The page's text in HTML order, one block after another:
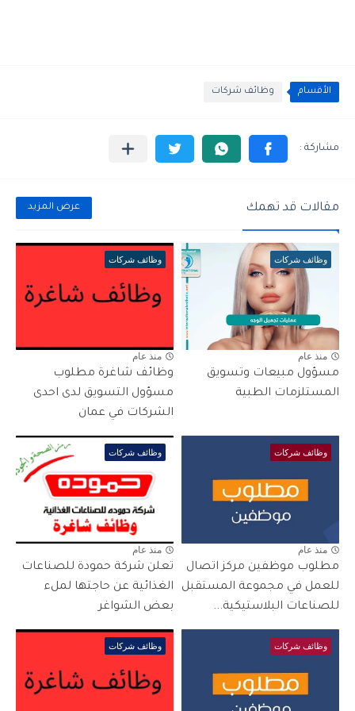
الأقسام وظائف شركات
مقالات قد تهمك عرض المزيد
وظائف شركات
منذ عام
مسؤول مبيعات وتسويق
المستلزمات الطبية
وظائف شركات
منذ عام
وظائف شاغرة مطلوب
مسؤول التسويق لدى احدى
الشركات في عمان
وظائف شركات
منذ عام
مطلوب موظفين مركز اتصال
للعمل في مجموعة المستقبل
للصناعات البلاستيكية...
وظائف شركات
منذ عام
تعلن شركة حمودة للصناعات
الغذائية عن حاجتها لملء
بعض الشواغر
وظائف شركات وظائف شركات